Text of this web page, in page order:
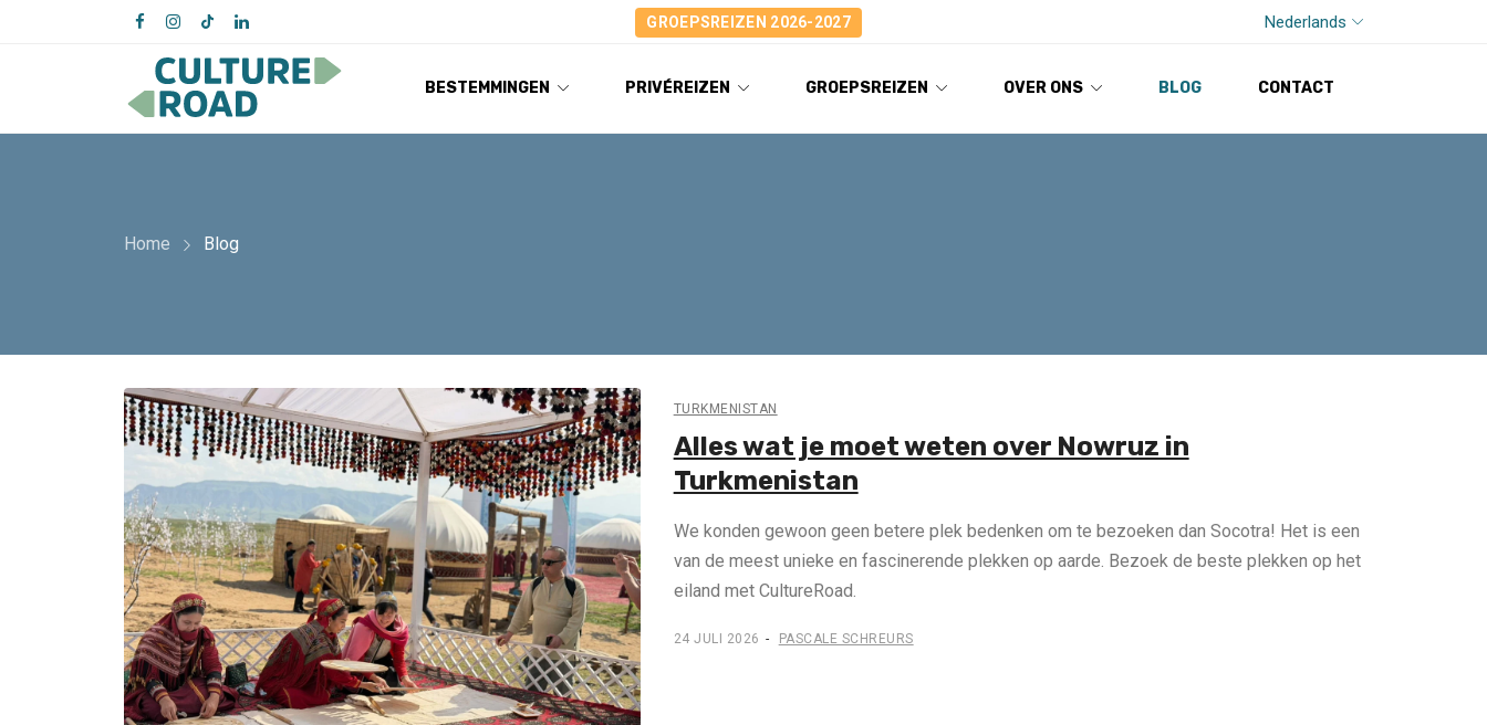
GROEPSREIZEN 2026-2027 Nederlands
BESTEMMINGEN PRIVÉREIZEN GROEPSREIZEN OVER ONS BLOG CONTACT
Home Blog
TURKMENISTAN
Alles wat je moet weten over Nowruz in
Turkmenistan
We konden gewoon geen betere plek bedenken om te bezoeken dan Socotra! Het is een
van de meest unieke en fascinerende plekken op aarde. Bezoek de beste plekken op het
eiland met CultureRoad.
24 JULI 2026 PASCALE SCHREURS